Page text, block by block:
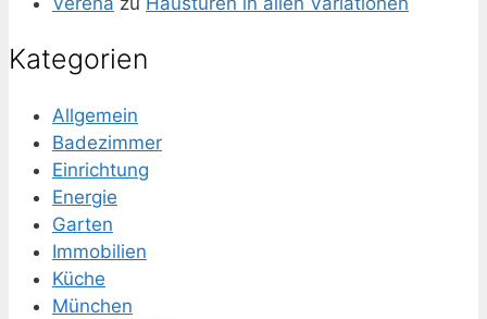
Kategorien
Allgemein
Badezimmer
Einrichtung
Energie
Garten
Immobilien
Küche
München